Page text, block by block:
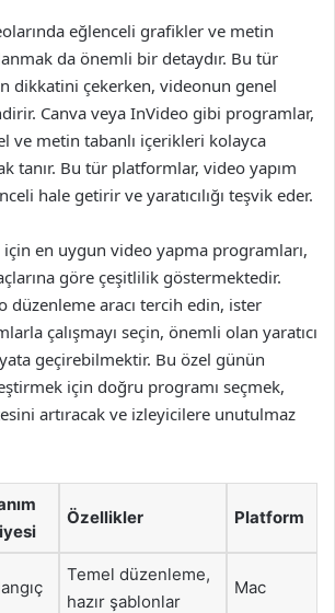
eğlenceli grafikler ve metin
da önemli bir detaydır. Bu tür
dikkatini çekerken, videonun genel
Canva veya InVideo gibi programlar,
ve metin tabanlı içerikleri kolayca
tanır. Bu tür platformlar, video yapım
hale getirir ve yaratıcılığı teşvik eder.
için en uygun video yapma programları,
göre çeşitlilik göstermektedir.
düzenleme aracı tercih edin, ister
çalışmayı seçin, önemli olan yaratıcı
geçirebilmektir. Bu özel günün
için doğru programı seçmek,
artıracak ve izleyicilere unutulmaz
Özellikler Platform
Temel düzenleme,
hazır şablonlar
Mac